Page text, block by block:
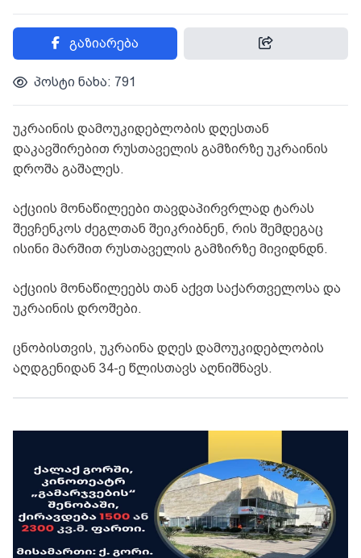
გაზიარება
პოსტი ნახა: 791
უკრაინის დამოუკიდებლობის დღესთან
დაკავშირებით რუსთაველის გამზირზე უკრაინის
დროშა გაშალეს.
აქციის მონაწილეები თავდაპირვრლად ტარას
შევჩენკოს ძეგლთან შეიკრიბნენ, რის შემდეგაც
ისინი მარშით რუსთაველის გამზირზე მივიდნდნ.
აქციის მონაწილეებს თან აქვთ საქართველოსა და
უკრაინის დროშები.
ცნობისთვის, უკრაინა დღეს დამოუკიდებლობის
აღდგენიდან 34-ე წლისთავს აღნიშნავს.